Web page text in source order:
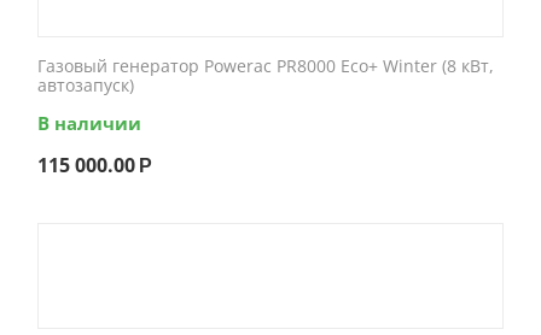
Газовый генератор Powerac PR8000 Eco+ Winter (8 кВт,
автозапуск)
В наличии
115 000.00 Р